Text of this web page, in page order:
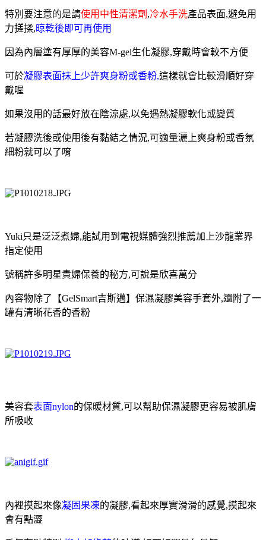
特別要注意的是請使用中性清潔劑 ,冷水手洗產品表面,避免用
力搓揉,晾乾後即可再使用
因為內層塗有厚厚的美容M-gel生化凝膠,穿戴時會較不方便
可於凝膠表面抹上少許爽身粉或香粉,這樣就會比較滑順好穿
戴喔
如果沒用的話最好放在陰涼處,以免遇熱凝膠軟化或變質
若凝膠洗後或使用後有黏結之情況,可適量灑上爽身粉或香氛
細粉就可以了唷
Yuki只是泛泛煮婦,能試用到電視媒體強烈推薦加上沙龍業界
指定使用
號稱許多明星貴婦保養的秘方,可說是欣喜萬分
內容物除了【GelSmart吉斯邁】保濕凝膠美容手套外,還附了一
罐有清晰花香的香粉
美容套表面nylon的保暖材質,可以幫助保濕凝膠更容易被肌膚
所吸收
內裡摸起來像凝固果凍的凝膠,看起來厚實滑滑的感覺,摸起來
會有點澀